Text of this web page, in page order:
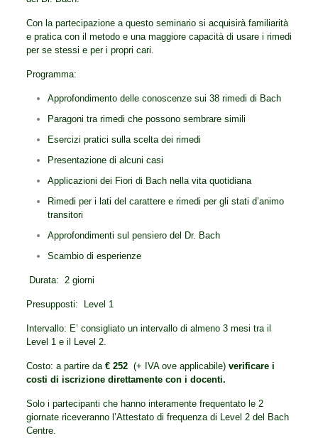
Con la partecipazione a questo seminario si acquisirà familiarità
e pratica con il metodo e una maggiore capacità di usare i rimedi
per se stessi e per i propri cari.
Programma:
Approfondimento delle conoscenze sui 38 rimedi di Bach
Paragoni tra rimedi che possono sembrare simili
Esercizi pratici sulla scelta dei rimedi
Presentazione di alcuni casi
Applicazioni dei Fiori di Bach nella vita quotidiana
Rimedi per i lati del carattere e rimedi per gli stati d’animo
transitori
Approfondimenti sul pensiero del Dr. Bach
Scambio di esperienze
Durata: 2 giorni
Presupposti: Level 1
Intervallo: E’ consigliato un intervallo di almeno 3 mesi tra il
Level 1 e il Level 2.
Costo: a partire da € 252(+ IVA ove applicabile) verificare i
costi di iscrizione direttamente con i docenti.
Solo i partecipanti che hanno interamente frequentato le 2
giornate riceveranno l’Attestato di frequenza di Level 2 del Bach
Centre.